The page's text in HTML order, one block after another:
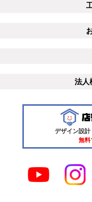
法人
デザイン設
無料